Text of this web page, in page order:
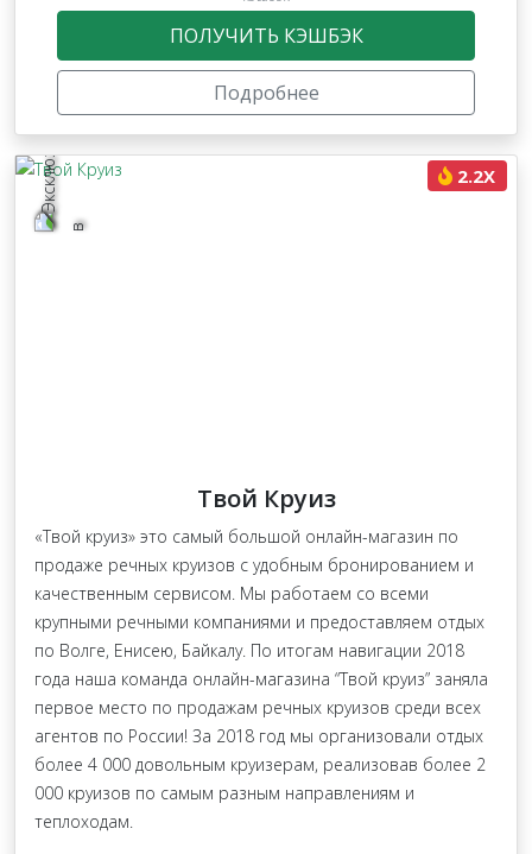
ПОЛУЧИТЬ КЭШБЭК
Подробнее
2.2X
Твой Круиз
«Твой круиз» это самый большой онлайн-магазин по
продаже речных круизов с удобным бронированием и
качественным сервисом. Мы работаем со всеми
крупными речными компаниями и предоставляем отдых
по Волге, Енисею, Байкалу. По итогам навигации 2018
года наша команда онлайн-магазина “Твой круиз” заняла
первое место по продажам речных круизов среди всех
агентов по России! За 2018 год мы организовали отдых
более 4 000 довольным круизерам, реализовав более 2
000 круизов по самым разным направлениям и
теплоходам.